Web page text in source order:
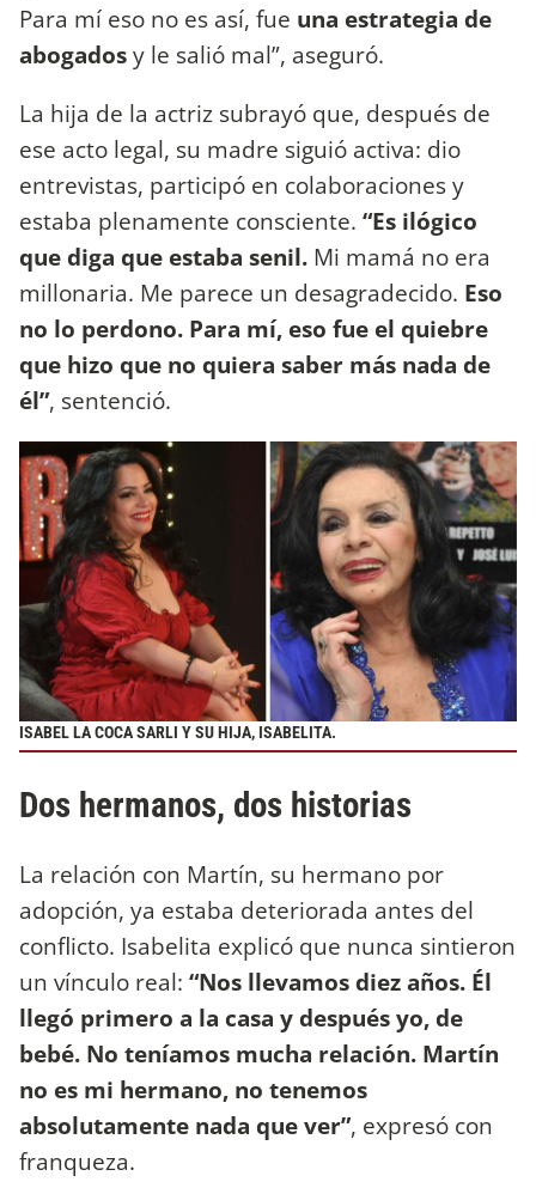
Para mí eso no es así, fue una estrategia de
abogadosy le salió mal”, aseguró.
La hija de la actriz subrayó que, después de
ese acto legal, su madre siguió activa: dio
entrevistas, participó en colaboraciones y
estaba plenamente consciente. “Es ilógico
que diga que estaba senil. Mi mamá no era
millonaria. Me parece un desagradecido. Eso
no lo perdono. Para mí, eso fue el quiebre
que hizo que no quiera saber más nada de
él”, sentenció.
ISABEL LA COCA SARLI Y SU HIJA, ISABELITA.
Dos hermanos, dos historias
La relación con Martín, su hermano por
adopción, ya estaba deteriorada antes del
conflicto. Isabelita explicó que nunca sintieron
un vínculo real: “Nos llevamos diez años. Él
llegó primero a la casa y después yo, de
bebé. No teníamos mucha relación. Martín
no es mi hermano, no tenemos
absolutamente nada que ver”, expresó con
franqueza.